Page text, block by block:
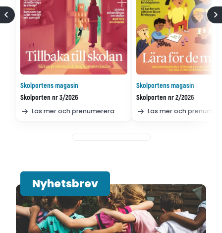
Skolportens magasin
Skolporten nr 3/2026
Läs mer och prenumerera
Skolportens magasin
Skolporten nr 2/2026
Läs mer och
Nyhetsbrev